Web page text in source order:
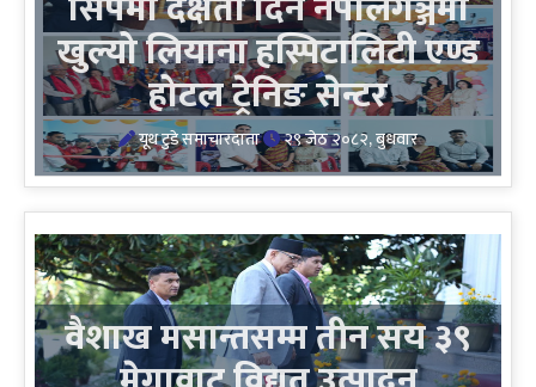
खुल्यो लियाना हस्पिटालिटी एण्ड
होटल ट्रेनिङ सेन्टर
यूथ टुडे समाचारदाता २९ जेठ २०८२, बुधवार
वैशाख मसान्तसम्म तीन सय ३९